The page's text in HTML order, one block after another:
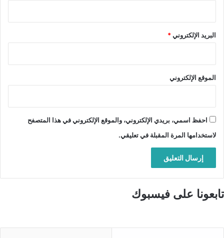
البريد الإلكتروني*
الموقع الإلكتروني
احفظ اسمي، بريدي الإلكتروني، والموقع الإلكتروني في هذا المتصفح
لاستخدامها المرة المقبلة في تعليقي.
تابعونا على فيسبوك